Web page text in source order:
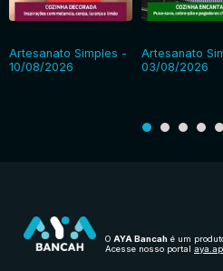
Artesanato Simples -
10/08/2026
Artesanato
03/08/2026
O AYA Bancah é um
Acesse nosso portal